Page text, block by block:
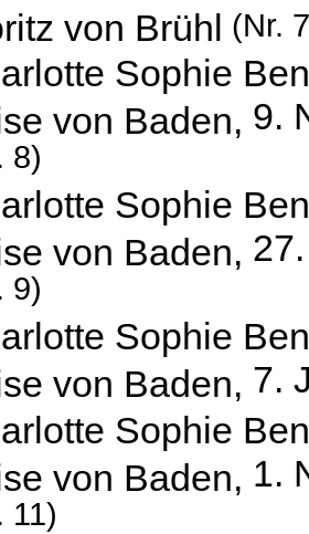
von Brühl (Nr.
Sophie
von Baden, 9.
8)
Sophie
von Baden,
9)
Sophie
von Baden, 7.
Sophie
von Baden, 1.
11)